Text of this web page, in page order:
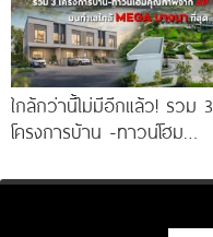
ใกล้กว่านี้ไม่มีอีกแล้ว! รวม 3
โครงการบ้าน -ทาวน์โฮม
MEGA บางนา เพียง